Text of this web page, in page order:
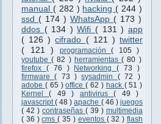
manual ( 282 ) hacking ( 244 )
ssd ( 174 ) WhatsApp ( 173 )
ddos ( 134 )Wifi ( 131 ) app
( 126 )cifrado ( 121 )twitter
( 121 ) programación( 105 )
youtube( 82 ) herramientas( 80 )
firefox ( 76 ) Networking( 73 )
firmware( 73 )sysadmin ( 72 )
adobe ( 65 )office( 62 ) hack ( 51 )
Kernel( 49 ) antivirus( 49 )
javascript( 48 )apache ( 46 ) juegos
( 42 ) contraseñas ( 39 ) multimedia
( 36 )cms( 35 ) eventos ( 32 )flash